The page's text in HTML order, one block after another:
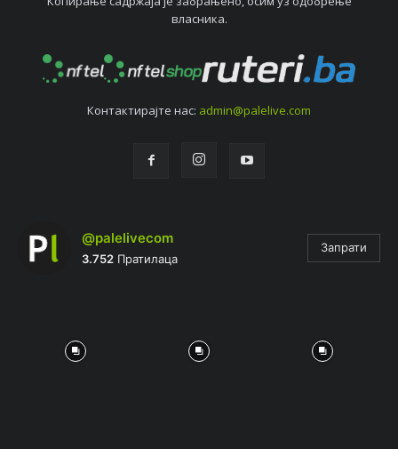
власника.
Контактирајтe нас: admin@palelive.com
@palelivecom
3.752 Пратилаца
Запрати